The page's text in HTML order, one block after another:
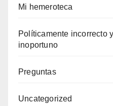
Mi hemeroteca
Polí­ticamente incorrecto
inoportuno
Preguntas
Uncategorized